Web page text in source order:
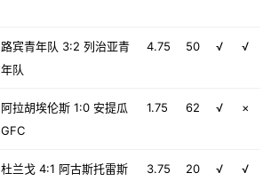
路宾青年队 3:2 列治亚青
年队
4.75 50 √ √
阿拉胡埃伦斯 1:0 安提瓜
GFC
1.75 62 √ ×
杜兰戈 4:1 阿古斯托雷斯
3.75 20 √ √